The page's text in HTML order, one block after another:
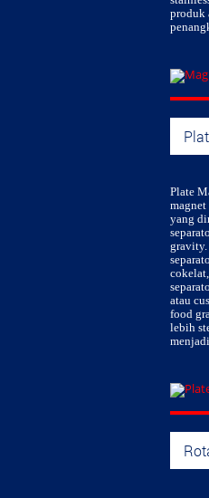
produk
Plate
yang
gravity.
atau
food
lebih